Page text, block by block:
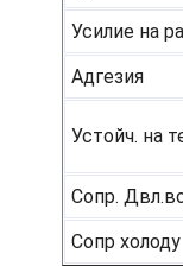
Усилие на
Адгезия
Устойч. на
Сопр.
Сопр холоду